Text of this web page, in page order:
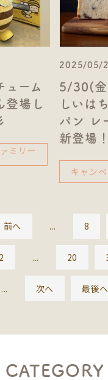
ューム
登場し
ミリー
2025/05/
5/30(金
しいは
パン レ
新登場！
キャン
前へ ... 8
... 20
... 次へ 最後へ
CATEGORY